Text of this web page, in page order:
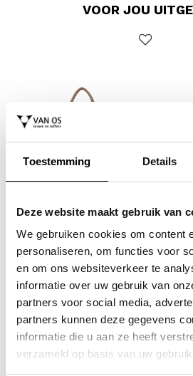
Toestemming Details
Deze website maakt gebruik van
We gebruiken cookies om content
personaliseren, om functies voor
en om ons websiteverkeer te
informatie over uw gebruik van
partners voor social media,
partners kunnen deze gegevens
informatie die u aan ze heeft
verzameld op basis van uw
VOOR JOU
grote schoudertas /
handtas dames birina
49,95
POPULAIRE EN BEST